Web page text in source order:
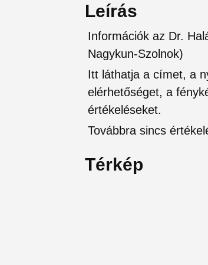
Leírás
Információk az Dr.
Nagykun-Szolnok)
Itt láthatja a címet, a
elérhetőséget, a
értékeléseket.
Továbbra sincs
Térkép